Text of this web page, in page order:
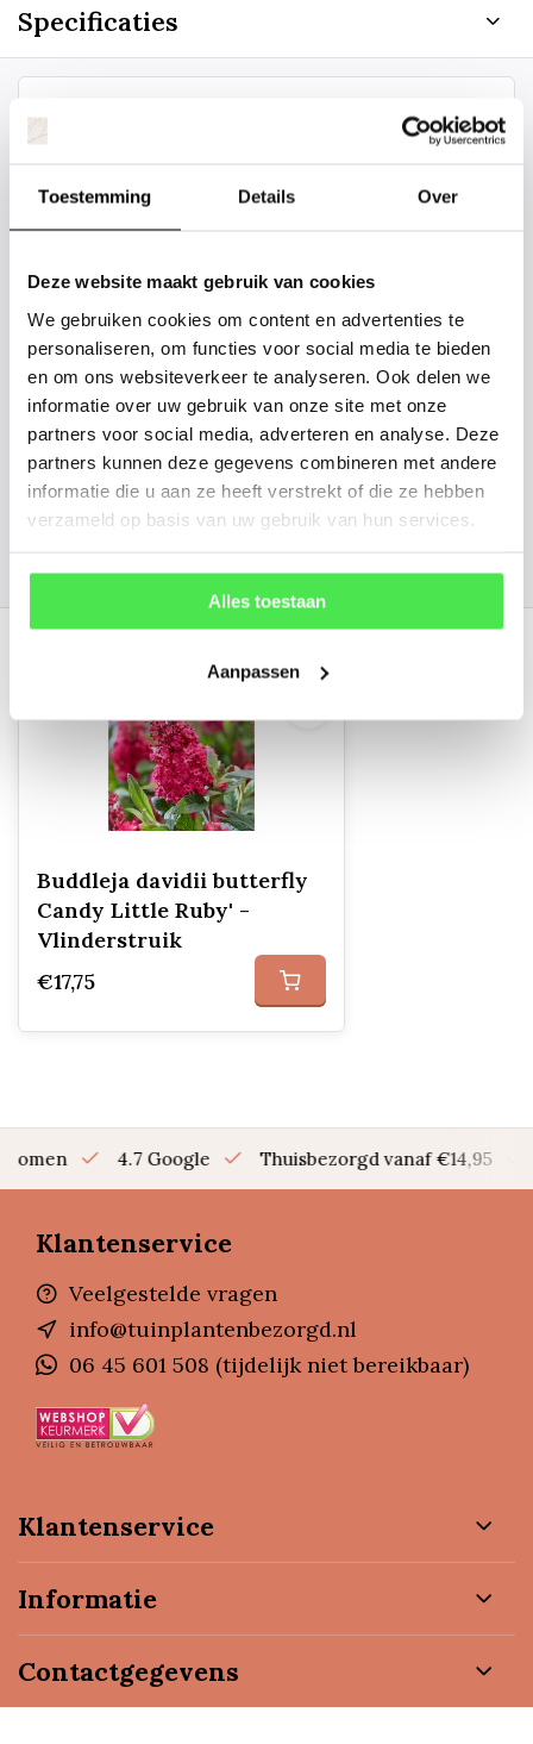
Toestemming Details Over
Deze website maakt gebruik van cookies
We gebruiken cookies om content en advertenties te
personaliseren, om functies voor social media te bieden
en om ons websiteverkeer te analyseren. Ook delen we
informatie over uw gebruik van onze site met onze
partners voor social media, adverteren en analyse. Deze
partners kunnen deze gegevens combineren met andere
informatie die u aan ze heeft verstrekt of die ze hebben
verzameld op basis van uw gebruik van hun services.
Alles toestaan
Aanpassen
Specificaties
Staat uw plantsoort of maat er niet
tussen? Laat het ons weten, dan
gaan we voor u kijken. Stuur ons
de plantnaam, hoogte, stamdikte en
boom er ongeveer eruit ziet? We
kunnen u een foto sturen.
info@tuinplantenbezorgd.nl
06 45 601 508 (tijdelijk niet bereikbaar)
Recent bekeken
Buddleja davidii butterfly
Candy Little Ruby' -
Vlinderstruik
€17,75
bomen 4.7 Google Thuisbezorgd vanaf €14,95
Klantenservice
Veelgestelde vragen
info@tuinplantenbezorgd.nl
06 45 601 508 (tijdelijk niet bereikbaar)
Klantenservice
Informatie
Contactgegevens